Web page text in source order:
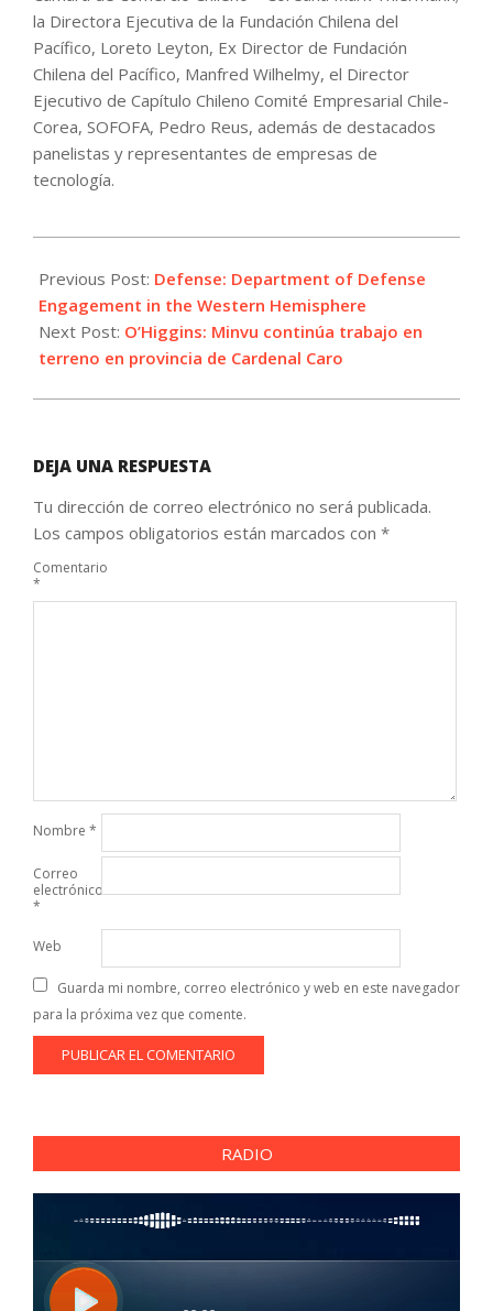
la Directora Ejecutiva de la Fundación Chilena del
Pacífico, Loreto Leyton, Ex Director de Fundación
Chilena del Pacífico, Manfred Wilhelmy, el Director
Ejecutivo de Capítulo Chileno Comité Empresarial Chile-
Corea, SOFOFA, Pedro Reus, además de destacados
panelistas y representantes de empresas de
tecnología.
07-
29
Previous Post: Defense: Department of Defense
Engagement in the Western Hemisphere
Next Post: O’Higgins: Minvu continúa trabajo en
terreno en provincia de Cardenal Caro
DEJA UNA RESPUESTA
Tu dirección de correo electrónico no será publicada.
Los campos obligatorios están marcados con *
Comentario
*
Nombre *
Correo
electrónico
*
Web
Guarda mi nombre, correo electrónico y web en este navegador
para la próxima vez que comente.
RADIO